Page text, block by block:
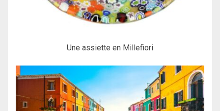
Une assiette en Millefiori